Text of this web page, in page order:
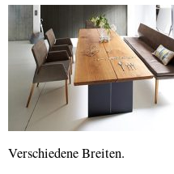
Verschiedene Breiten.